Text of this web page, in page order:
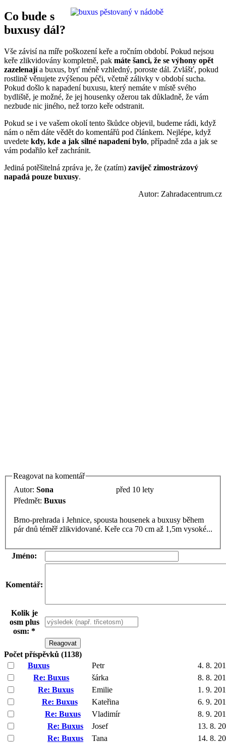
Co bude s
buxusy dál?
Vše závisí na míře poškození keře a ročním období. Pokud nejsou
keře zlikvidovány kompletně, pak máte šanci, že se výhony opět
zazelenajía buxus, byť méně vzhledný, poroste dál. Zvlášť, pokud
rostlině věnujete zvýšenou péči, včetně zálivky v období sucha.
Pokud došlo k napadení buxusu, který nemáte v místě svého
bydliště, je možné, že jej housenky ožerou tak důkladně, že vám
nezbude nic jiného, než torzo keře odstranit.
Pokud se i ve vašem okolí tento škůdce objevil, budeme rádi, když
nám o něm dáte vědět do komentářů pod článkem. Nejlépe, když
uvedete kdy, kde a jak silné napadení bylo, případně zda a jak se
vám podařilo keř zachránit.
Jediná potěšitelná zpráva je, že (zatím) zavíječ zimostrázový
napadá pouze buxusy.
Autor: Zahradacentrum.cz
Reagovat na komentář
Autor: Sona
před 10 lety
Předmět: Buxus
Brno-prehrada i Jehnice, spousta housenek a buxusy během
pár dnů téměř zlikvidované. Keře cca 70 cm až 1,5m vysoké...
Jméno:
Komentář:
Kolik je
osm plus
osm: *
Počet příspěvků (1138)
Buxus
Petr
4. 8.
Re: Buxus
šárka
8. 8.
Re: Buxus
Emilie
1. 9.
Re: Buxus
Kateřina
6. 9.
Re: Buxus
Vladimír
8. 9.
Re: Buxus
Josef
13. 8.
Re: Buxus
Tana
14. 8.